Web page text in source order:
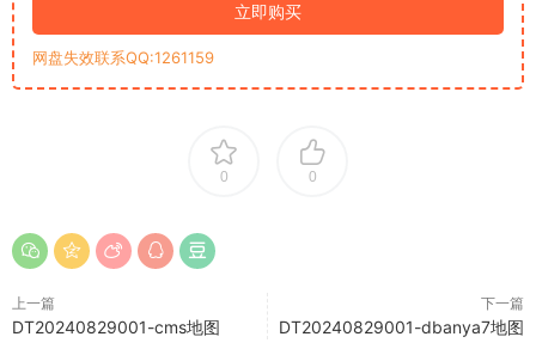
立即购买
网盘失效联系QQ:1261159
0 0
上一篇
DT20240829001-cms地图
下一篇
DT20240829001-dbanya7地图